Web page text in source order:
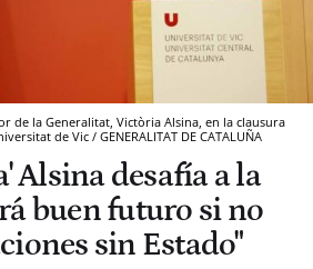
de la Generalitat, Victòria Alsina, en la clausura
de Vic / GENERALITAT DE CATALUÑA
Alsina desafía a la
buen futuro si no
sin Estado"